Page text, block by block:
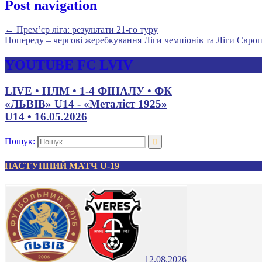
Post navigation
← Прем’єр ліга: результати 21-го туру
Попереду – чергові жеребкування Ліги чемпіонів та Ліги
YOUTUBE FC LVIV
LIVE • НЛМ • 1-4 ФІНАЛУ • ФК
«ЛЬВІВ» U14 - «Металіст 1925»
U14 • 16.05.2026
Пошук:
НАСТУПНИЙ МАТЧ U-19
12.08.2026